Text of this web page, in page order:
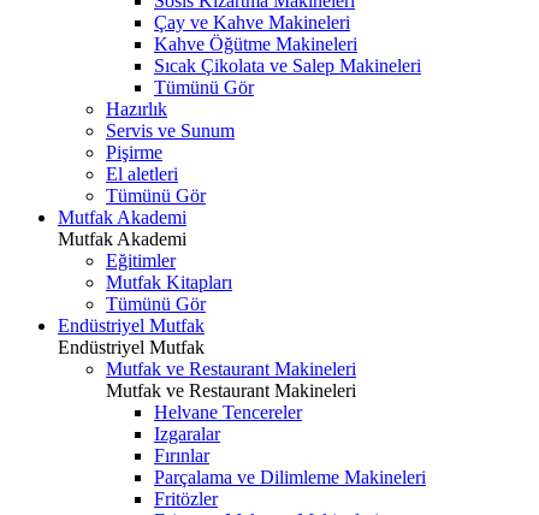
Çay ve Kahve Makineleri
Kahve Öğütme Makineleri
Sıcak Çikolata ve Salep Makineleri
Tümünü Gör
Hazırlık
Servis ve Sunum
Pişirme
El aletleri
Tümünü Gör
Mutfak Akademi
Mutfak Akademi
Eğitimler
Mutfak Kitapları
Tümünü Gör
Endüstriyel Mutfak
Endüstriyel Mutfak
Mutfak ve Restaurant Makineleri
Mutfak ve Restaurant Makineleri
Helvane Tencereler
Izgaralar
Fırınlar
Parçalama ve Dilimleme Makineleri
Fritözler